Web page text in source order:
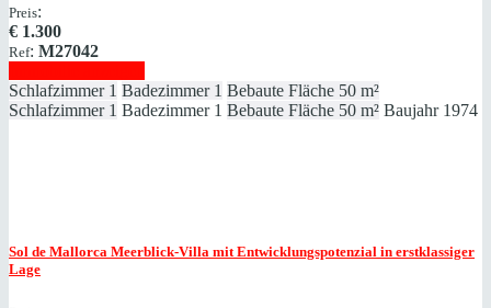
Preis:
€ 1.300
Ref: M27042
Schlafzimmer 1 Badezimmer 1 Bebaute Fläche 50 m²
Schlafzimmer 1 Badezimmer 1 Bebaute Fläche 50 m² Baujahr 1974
Sol de Mallorca Meerblick-Villa mit Entwicklungspotenzial in erstklassiger
Lage